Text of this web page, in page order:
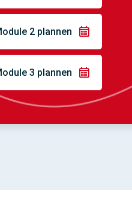
2 plannen
3 plannen